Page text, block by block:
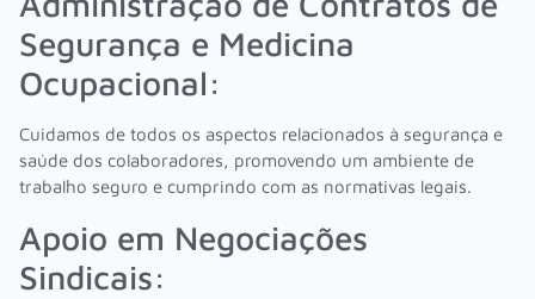
Segurança e Medicina
Ocupacional:
Cuidamos de todos os aspectos relacionados à segurança e
saúde dos colaboradores, promovendo um ambiente de
trabalho seguro e cumprindo com as normativas legais.
Apoio em Negociações
Sindicais: